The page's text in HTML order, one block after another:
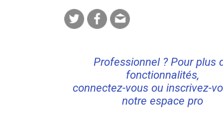
Professionnel ? Pour plus
fonctionnalités,
connectez-vous ou inscrivez-
notre espace pro